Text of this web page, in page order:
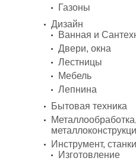
Газоны
Дизайн
Ванная и
Двери, окна
Лестницы
Мебель
Лепнина
Бытовая техника
Инструмент, станки
Изготовление